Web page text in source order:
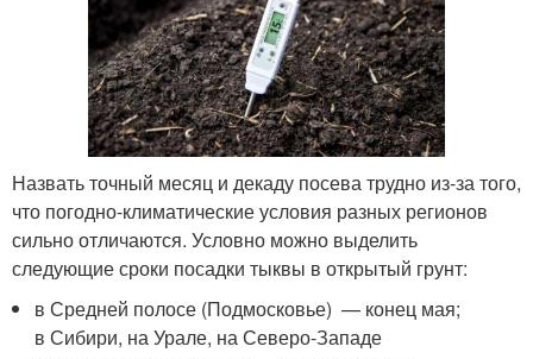
Назвать точный месяц и декаду посева трудно из-за того,
что погодно-климатические условия разных регионов
сильно отличаются. Условно можно выделить
следующие сроки посадки тыквы в открытый грунт:
в Средней полосе (Подмосковье) — конец мая;
в Сибири, на Урале, на Северо-Западе